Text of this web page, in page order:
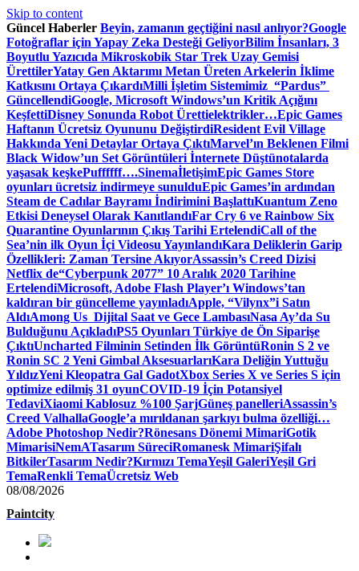
Skip to content
Güncel Haberler Beyin, zamanın geçtiğini nasıl anlıyor?Google
Fotoğraflar için Yapay Zeka Desteği GeliyorBilim İnsanları, 3
Boyutlu Yazıcıda Mikroskobik Star Trek Uzay Gemisi
ÜrettilerYatay Gen Aktarımı Metan Üreten Arkelerin İklime
Katkısını Ortaya ÇıkardıMilli İşletim Sistemimiz “Pardus”
GüncellendiGoogle, Microsoft Windows’un Kritik Açığını
KeşfettiDisney Sonunda Robot Ürettielektrikler…Epic Games
Haftanın Ücretsiz Oyununu DeğiştirdiResident Evil Village
Hakkında Yeni Detaylar Ortaya ÇıktıMarvel’ın Beklenen Filmi
Black Widow’un Set Görüntüleri İnternete Düştünotalarda
yaşasak keşkePuffffff….SinemaİletişimEpic Games Store
oyunları ücretsiz indirmeye sunulduEpic Games’in ardından
Steam de Cadılar Bayramı İndirimini BaşlattıKuantum Zeno
Etkisi Deneysel Olarak KanıtlandıFar Cry 6 ve Rainbow Six
Quarantine Oyunlarının Çıkış Tarihi ErtelendiCall of the
Sea’nin ilk Oyun İçi Videosu YayınlandıKara Deliklerin Garip
Özellikleri: Zaman Tersine AkıyorAssassin’s Creed Dizisi
Netflix de“Cyberpunk 2077” 10 Aralık 2020 Tarihine
ErtelendiMicrosoft, Adobe Flash Player’ı Windows’tan
kaldıran bir güncelleme yayınladıApple, “Vilynx”i Satın
AldıAmong Us Dijital Saat ve Gece LambasıNasa Ay’da Su
Bulduğunu AçıkladıPS5 Oyunları Türkiye de Ön Siparişe
ÇıktıUncharted Filminin Setinden İlk GörüntüRonin S 2 ve
Ronin SC 2 Yeni Gimbal AksesuarlarıKara Deliğin Yuttuğu
YıldızYeni Kleopatra Gal GadotXbox Series X ve Series S için
optimize edilmiş 31 oyunCOVID-19 İçin Potansiyel
TedaviXiaomi Kablosuz %100 ŞarjGüneş panelleriAssassin’s
Creed ValhallaGoogle’a mırıldanan şarkıyı bulma özelliği…
Adobe Photoshop Nedir?Rönesans Dönemi MimariGotik
MimarisiNemATasarım SüreciRomanesk MimariŞifalı
BitkilerTasarım Nedir?Kırmızı TemaYeşil GaleriYeşil Gri
TemaRenkli TemaÜcretsiz Web
08/08/2026
Paintcity